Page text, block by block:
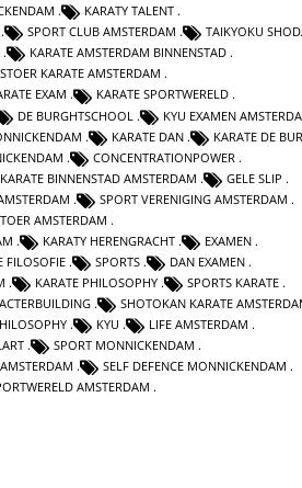
KARATY TALENT
SPORT CLUB AMSTERDAM
TAIKYOKU
KARATE AMSTERDAM BINNENSTAD
STOER KARATE AMSTERDAM
EXAM
KARATE SPORTWERELD
DE BURGHTSCHOOL
KYU EXAMEN
KARATE DAN
KARATE DE
CONCENTRATIONPOWER
KARATE BINNENSTAD AMSTERDAM
GELE SLIP
SPORT VERENIGING AMSTERDAM
AMSTERDAM
KARATY HERENGRACHT
EXAMEN
FILOSOFIE SPORTS
DAN EXAMEN
KARATE PHILOSOPHY
SPORTS KARATE
SHOTOKAN KARATE
KYU
LIFE AMSTERDAM
SPORT MONNICKENDAM
SELF DEFENCE MONNICKENDAM
AMSTERDAM